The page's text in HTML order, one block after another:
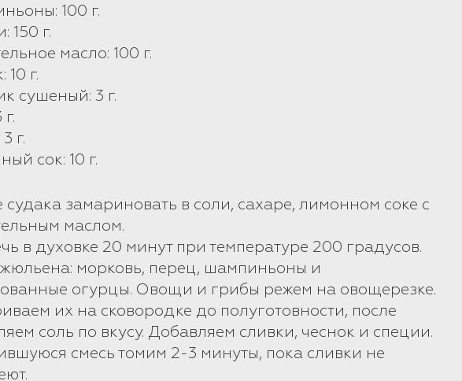
100 г.
150 г.
масло: 100 г.
10 г.
сушеный: 3 г.
г.
сок: 10 г.
судака замариновать в соли, сахаре, лимонном соке с
маслом.
в духовке 20 минут при температуре 200 градусов.
морковь, перец, шампиньоны и
огурцы. Овощи и грибы режем на овощерезке.
их на сковородке до полуготовности, после
соль по вкусу. Добавляем сливки, чеснок и специи.
смесь томим 2-3 минуты, пока сливки не